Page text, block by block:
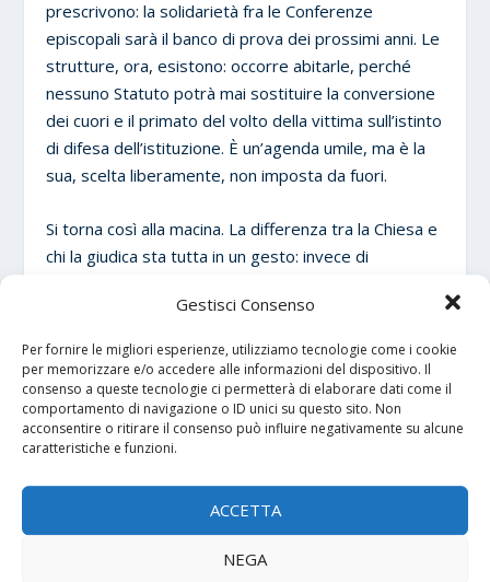
Gestisci Consenso
Per fornire le migliori esperienze, utilizziamo tecnologie come i cookie
per memorizzare e/o accedere alle informazioni del dispositivo. Il
consenso a queste tecnologie ci permetterà di elaborare dati come il
comportamento di navigazione o ID unici su questo sito. Non
acconsentire o ritirare il consenso può influire negativamente su alcune
caratteristiche e funzioni.
ACCETTA
NEGA
prescrivono: la solidarietà fra le Conferenze
episcopali sarà il banco di prova dei prossimi anni. Le
strutture, ora, esistono: occorre abitarle, perché
nessuno Statuto potrà mai sostituire la conversione
dei cuori e il primato del volto della vittima sull’istinto
di difesa dell’istituzione. È un’agenda umile, ma è la
sua, scelta liberamente, non imposta da fuori.
Si torna così alla macina. La differenza tra la Chiesa e
chi la giudica sta tutta in un gesto: invece di
se l’è caricata sulle spalle, e ne ha fatto la propria
delle altre: è il segno di una serietà che nessun altro
ha osato avere. Per questo, sì, si può dirlo senza
trionfalismi e senza paura: non è più come prima.
CONDIVIDERE: